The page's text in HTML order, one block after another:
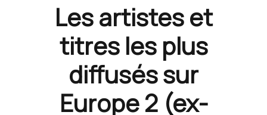
Les artistes et
titres les plus
diffusés sur
Europe 2 (ex-